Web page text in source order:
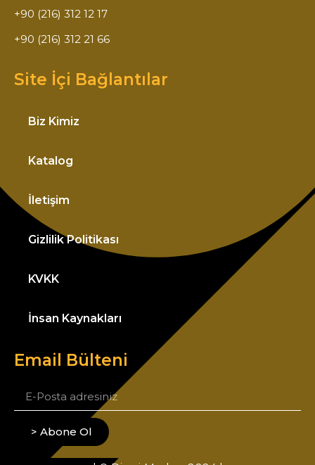
+90 (216) 312 12 17
+90 (216) 312 21 66
Site İçi Bağlantılar
Biz Kimiz
Katalog
İletişim
Gizlilik Politikası
KVKK
İnsan Kaynakları
Email Bülteni
> Abone Ol